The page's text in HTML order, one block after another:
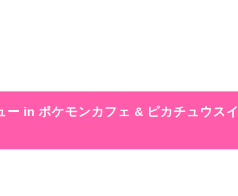
ー in ポケモンカフェ & ピカチュウスイ